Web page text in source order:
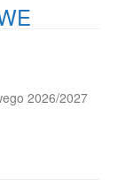
2026/2027